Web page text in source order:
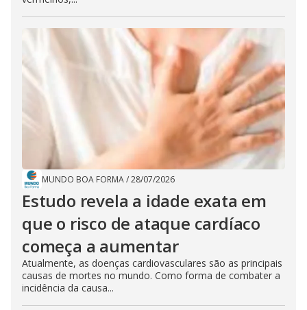
MUNDO BOA FORMA/28/07/2026
Estudo revela a idade exata em
que o risco de ataque cardíaco
começa a aumentar
Atualmente, as doenças cardiovasculares são as principais
causas de mortes no mundo. Como forma de combater a
incidência da causa...